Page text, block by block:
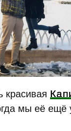
красивая
мы её ещё